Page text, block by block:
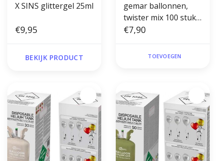
X SINS glittergel 25ml
€9,95
BEKIJK PRODUCT
gemar ballonnen,
twister mix 100 stuks
pastel
€7,90
TOEVOEGEN